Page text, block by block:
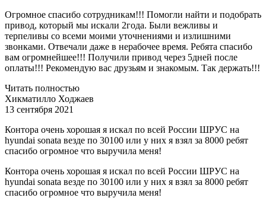
Огромное спасибо сотрудникам!!! Помогли найти и подобрать
привод, который мы искали 2года. Были вежливы и
терпеливы со всеми моими уточнениями и излишними
звонками. Отвечали даже в нерабочее время. Ребята спасибо
вам огромнейшее!!! Получили привод через 5дней после
оплаты!!! Рекомендую вас друзьям и знакомым. Так держать!!!
Читать полностью
Хикматилло Ходжаев
13 сентября 2021
Контора очень хорошая я искал по всей России ШРУС на
hyundai sonata везде по 30100 или у них я взял за 8000 ребят
спасибо огромное что выручила меня!
Контора очень хорошая я искал по всей России ШРУС на
hyundai sonata везде по 30100 или у них я взял за 8000 ребят
спасибо огромное что выручила меня!